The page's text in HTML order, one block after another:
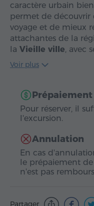
caractère urbain
permet de découvrir
voyage et de mieux
attachantes de la
la Vieille ville, avec
Voir plus
Prépaiement
Pour réserver, il
l'excursion.
Annulation
En cas
le prépaiement
n'est pas
Partager